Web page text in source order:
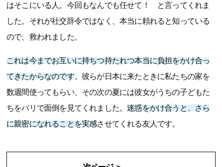
はそこにいる人。今回もなんでも任せて！ と言ってくれま
した。それが社交辞令ではなく、本当に頼れると知っている
ので、救われました。
これは今までお互いに持ちつ持たれつ本当に負担をかけ合っ
てきたからなのです。彼らが日本に来たときに私たちの家を
数週間使ってもらい、その次の夏には彼女がうちの子どもた
ちをパリで面倒を見てくれました。迷惑をかけ合うと、さら
に親密になれることを実感させてくれる友人です。